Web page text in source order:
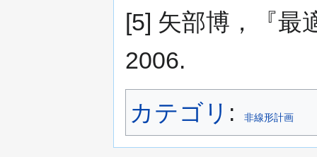
[5] 矢部博，『最
2006.
カテゴリ : 非線形計画